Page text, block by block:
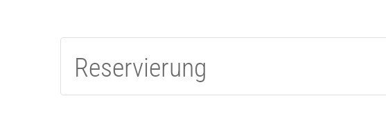
Reservierung